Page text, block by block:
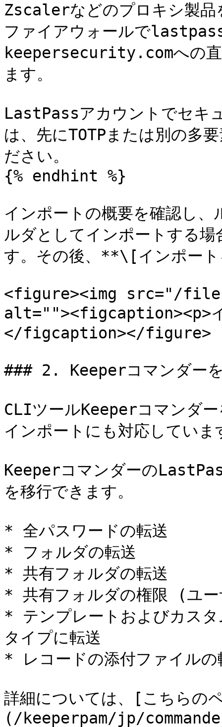
Zscalerなどのプロキシ製品
ファイアウォールで
keepersecurity.comへの直
ます。
LastPassアカウントでセキ
は、先にTOTPまたは別の多
ださい。
{% endhint %}
インポートの概要を確認し
ルダとしてインポートする
す。その後、**\[インポー
<figure><img src="/files/
alt=""><figcaption><p>イ
</figcaption></figure>
### 2. Keeperコマンダーを
CLIツールKeeperコマンダ
インポートにも対応していま
Keeperコマンダーの
を移行できます。
* 全パスワードの転送
* フォルダの転送
* 共有フォルダの転送
* 共有フォルダの権限 (ユ
* テンプレートおよびカス
タイプに転送
* レコードの添付ファイルの
詳細については、[こちらの
(/keeperpam/jp/